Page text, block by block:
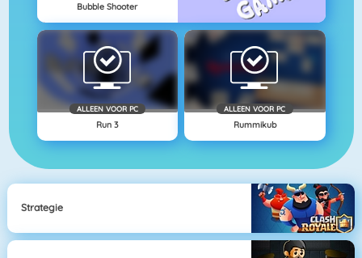
Bubble Shooter
ALLEEN VOOR PC
Run 3
ALLEEN VOOR PC
Rummikub
Strategie